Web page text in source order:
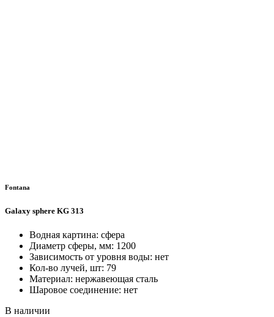
Fontana
Galaxy sphere KG 313
Водная картина: сфера
Диаметр сферы, мм: 1200
Зависимость от уровня воды: нет
Кол-во лучей, шт: 79
Материал: нержавеющая сталь
Шаровое соединение: нет
В наличии